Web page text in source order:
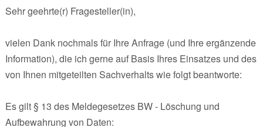
Sehr geehrte(r) Fragesteller(in),
vielen Dank nochmals für Ihre Anfrage (und Ihre ergänzende
Information), die ich gerne auf Basis Ihres Einsatzes und des
von Ihnen mitgeteilten Sachverhalts wie folgt beantworte:
Es gilt § 13 des Meldegesetzes BW - Löschung und
Aufbewahrung von Daten: